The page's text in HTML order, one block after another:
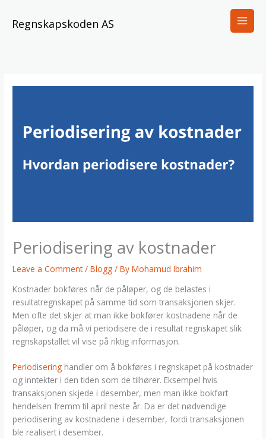
content
Regnskapskoden AS
Periodisering av kostnader
Leave a Comment /Blogg / ByMohamud Ibrahim
Kostnader bokføres når de påløper, og de belastes i
resultatregnskapet på samme tid som transaksjonen skjer.
Men ofte det skjer at man ikke bokfører kostnadene når de
påløper, og da må vi periodisere de i resultat regnskapet slik
regnskapstallet vil vise på riktig informasjon.
Periodisering handler om å bokføres i regnskapet på kostnader
og inntekter i den tiden som de tilhører. Eksempel hvis
transaksjonen skjede i desember, men man ikke bokført
hendelsen fremm til april neste år. Da er det nødvendige
periodisering av kostnadene i desember, fordi transaksjonen
ble realisert i desember.